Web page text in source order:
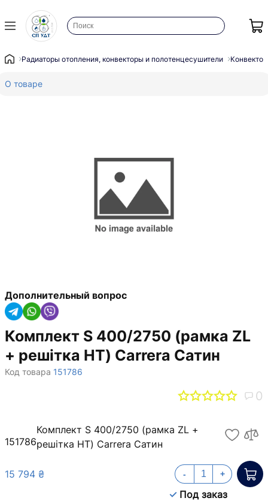
Радиаторы отопления, конвекторы и полотенцесушители
О товаре
Дополнительный вопрос
Комплект S 400/2750 (рамка ZL
+ решітка НТ) Carrera Сатин
Код товара 151786
0
151786
Комплект S 400/2750 (рамка ZL +
решітка НТ) Carrera Сатин
15 794 ₴
Под заказ
- +